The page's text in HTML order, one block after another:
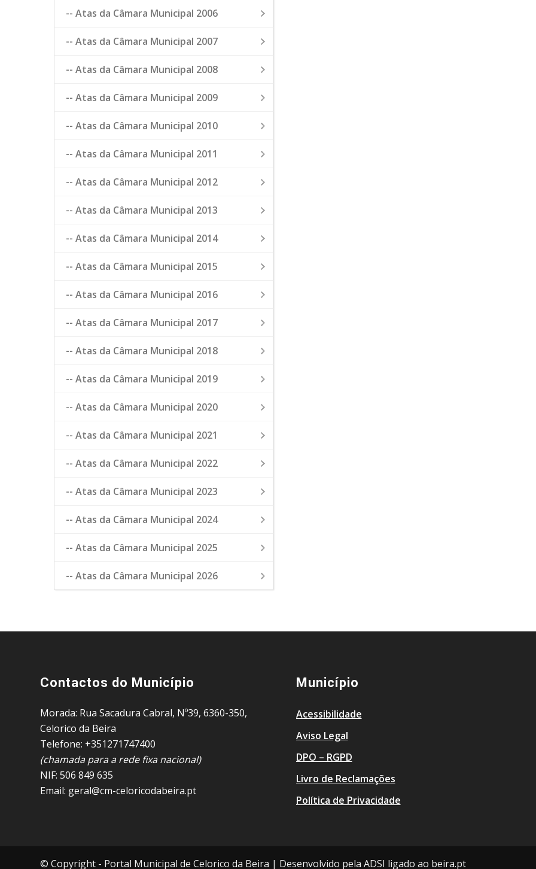
-- Atas da Câmara Municipal 2006
-- Atas da Câmara Municipal 2007
-- Atas da Câmara Municipal 2008
-- Atas da Câmara Municipal 2009
-- Atas da Câmara Municipal 2010
-- Atas da Câmara Municipal 2011
-- Atas da Câmara Municipal 2012
-- Atas da Câmara Municipal 2013
-- Atas da Câmara Municipal 2014
-- Atas da Câmara Municipal 2015
-- Atas da Câmara Municipal 2016
-- Atas da Câmara Municipal 2017
-- Atas da Câmara Municipal 2018
-- Atas da Câmara Municipal 2019
-- Atas da Câmara Municipal 2020
-- Atas da Câmara Municipal 2021
-- Atas da Câmara Municipal 2022
-- Atas da Câmara Municipal 2023
-- Atas da Câmara Municipal 2024
-- Atas da Câmara Municipal 2025
-- Atas da Câmara Municipal 2026
Contactos do Município
Morada: Rua Sacadura Cabral, Nº39, 6360-350,
Celorico da Beira
Telefone: +351271747400
(chamada para a rede fixa nacional)
NIF: 506 849 635
Email: geral@cm-celoricodabeira.pt
Município
Acessibilidade
Aviso Legal
DPO – RGPD
Livro de Reclamações
Política de Privacidade
© Copyright - Portal Municipal de Celorico da Beira | Desenvolvido pela ADSI ligado ao beira.pt